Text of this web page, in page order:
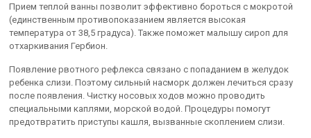
Прием теплой ванны позволит эффективно бороться с мокротой
(единственным противопоказанием является высокая
температура от 38,5 градуса). Также поможет малышу сироп для
отхаркивания Гербион.
Появление рвотного рефлекса связано с попаданием в желудок
ребенка слизи. Поэтому сильный насморк должен лечиться сразу
после появления. Чистку носовых ходов можно проводить
специальными каплями, морской водой. Процедуры помогут
предотвратить приступы кашля, вызванные скоплением слизи.